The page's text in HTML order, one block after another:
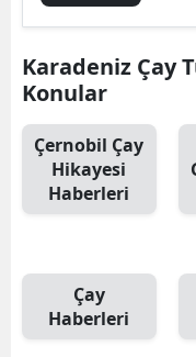
Karadeniz Çay
Konular
Çernobil Çay
Hikayesi
Haberleri
Çay
Haberleri